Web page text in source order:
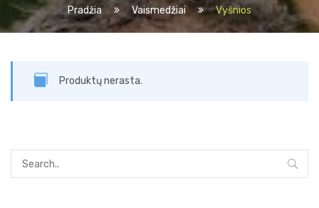
Pradžia Vaismedžiai Vyšnios
Produktų nerasta.